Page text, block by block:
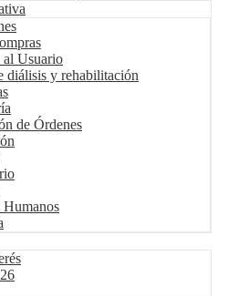
Usuario
diálisis y rehabilitación
de Órdenes
Humanos